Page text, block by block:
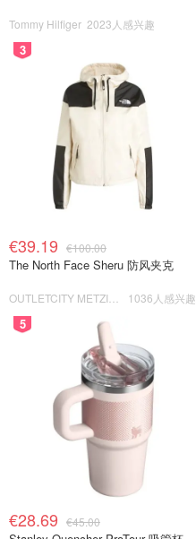
Tommy Hilfiger 2023人感兴趣
3
€39.19 €100.00
The North Face Sheru 防风夹克
1036人感兴趣
5
€28.69 €45.00